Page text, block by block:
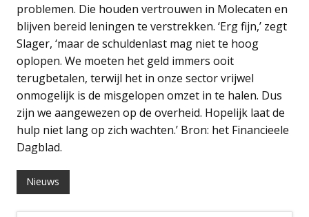
problemen. Die houden vertrouwen in Molecaten en
blijven bereid leningen te verstrekken. ‘Erg fijn,’ zegt
Slager, ‘maar de schuldenlast mag niet te hoog
oplopen. We moeten het geld immers ooit
terugbetalen, terwijl het in onze sector vrijwel
onmogelijk is de misgelopen omzet in te halen. Dus
zijn we aangewezen op de overheid. Hopelijk laat de
hulp niet lang op zich wachten.’ Bron: het Financieele
Dagblad.
Nieuws